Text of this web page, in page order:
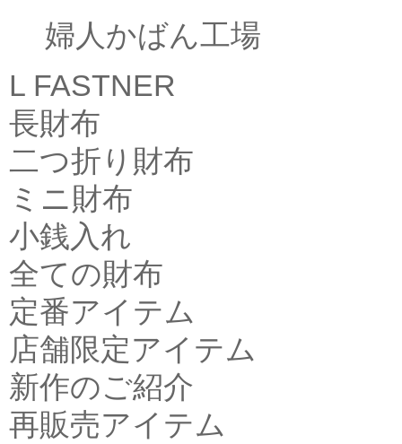
婦人かばん工場
L FASTNER
長財布
二つ折り財布
ミニ財布
小銭入れ
全ての財布
定番アイテム
店舗限定アイテム
新作のご紹介
再販売アイテム